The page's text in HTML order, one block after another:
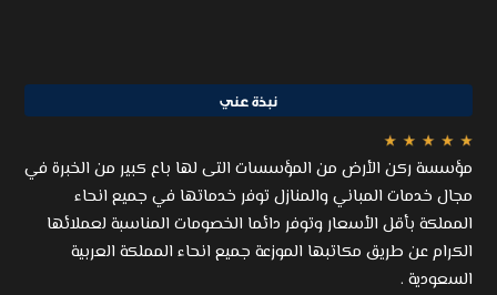
نبذة عني
مؤسسة ركن الأرض من المؤسسات التى لها باع كبير من الخبرة في
مجال خدمات المباني والمنازل توفر خدماتها في جميع انحاء
المملكة بأقل الأسعار وتوفر دائما الخصومات المناسبة لعملائها
الكرام عن طريق مكاتبها الموزعة جميع انحاء المملكة العربية
السعودية .